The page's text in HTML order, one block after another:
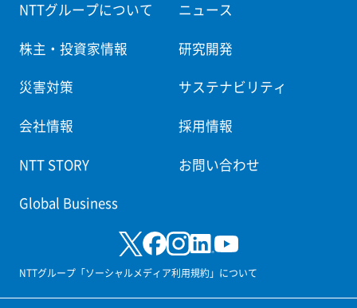
NTTグループについて ニュース
株主・投資家情報 研究開発
災害対策 サステナビリティ
会社情報 採用情報
NTT STORY お問い合わせ
Global Business
NTTグループ「ソーシャルメディア利用規約」について